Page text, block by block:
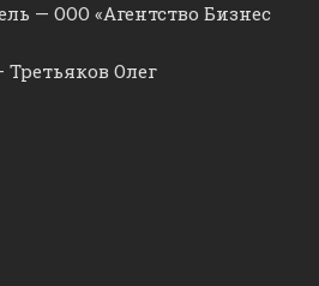
— ООО «Агентство Бизнес
Олег